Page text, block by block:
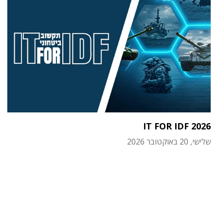
IT FOR IDF 2026
שלישי, 20 באוקטובר 2026